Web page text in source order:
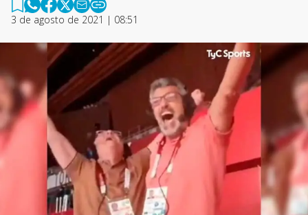
3 de agosto de 2021 | 08:51